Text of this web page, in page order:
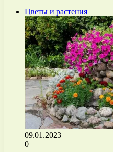
Цветы и растения
09.01.2023
0